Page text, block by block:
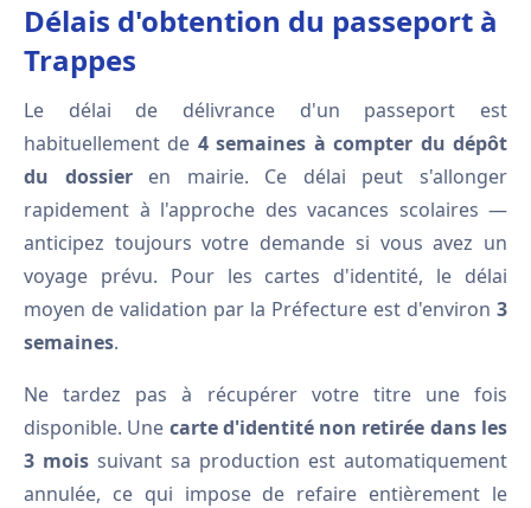
Délais d'obtention du passeport à
Trappes
Le délai de délivrance d'un passeport est
habituellement de 4 semaines à compter du dépôt
du dossieren mairie. Ce délai peut s'allonger
rapidement à l'approche des vacances scolaires —
anticipez toujours votre demande si vous avez un
voyage prévu. Pour les cartes d'identité, le délai
moyen de validation par la Préfecture est d'environ 3
semaines.
Ne tardez pas à récupérer votre titre une fois
disponible. Une carte d'identité non retirée dans les
3 mois suivant sa production est automatiquement
annulée, ce qui impose de refaire entièrement le